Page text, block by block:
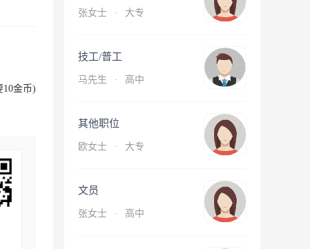
10金币)
张女士 · 大专
技工/普工
马先生 · 高中
其他职位
欧女士 · 大专
文员
张女士 · 高中